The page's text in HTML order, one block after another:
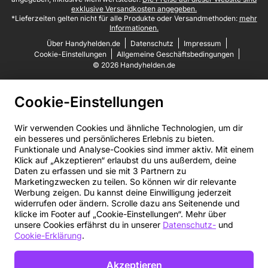
Intelligent verbunden mit eSIM
Das iPhone 17 ermöglicht dir eine noch flexiblere Konnektivität.
Dank der integrierten Dual-eSIM wird keine physische SIM-Karte
mehr benötigt, wobei weiterhin Platz für eine Nano-SIM
Heimatvertrag und einem lokalen Tarif im Ausland wechseln.
Selbstverständlich unterstützt das iPhone 17 auch moderne
stabile Verbindungen überall.
Das iPhone 17 ist bereit für deine Zukunft
Das iPhone 17 ist nicht einfach nur ein weiteres Upgrade, sondern
ein zukunftsorientiertes Gerät. Mit dem kraftvollen A19 Chip und
der Integration von Apple Intelligence ist es bestens gerüstet für
die Technologien von morgen. Das fortschrittliche 48-MP-Dual-
Fusion-Kamerasystem und die 18-MP-Centre-Stage-Frontkamera
bringen Fotografie und Videoaufnahmen auf ein neues Niveau. In
Kombination mit dem größeren Akku samt Schnellladefunktion,
dem überarbeiteten Design mit dünneren Rändern und dem
modernen iOS 26 übertrifft dieses Modell seine Vorgänger in
jeder Hinsicht. Das iPhone 17 vereint Leistung, Ausdauer und
exklusive Versandkosten angegeben.
*Lieferzeiten gelten nicht für alle Produkte oder Versandmethoden: mehr
Informationen.
Über Handyhelden.de
Datenschutz
Impressum
Cookie-Einstellungen
Allgemeine Geschäftsbedingungen
© 2026 Handyhelden.de
Cookie-Einstellungen
Wir verwenden Cookies und ähnliche Technologien, um dir
ein besseres und persönlicheres Erlebnis zu bieten.
Funktionale und Analyse-Cookies sind immer aktiv. Mit einem
Klick auf „Akzeptieren“ erlaubst du uns außerdem, deine
Daten zu erfassen und sie mit 3 Partnern zu
Marketingzwecken zu teilen. So können wir dir relevante
Werbung zeigen. Du kannst deine Einwilligung jederzeit
widerrufen oder ändern. Scrolle dazu ans Seitenende und
klicke im Footer auf „Cookie-Einstellungen“. Mehr über
unsere Cookies erfährst du in unserer Datenschutz- und
Cookie-Erklärung.
Akzeptieren